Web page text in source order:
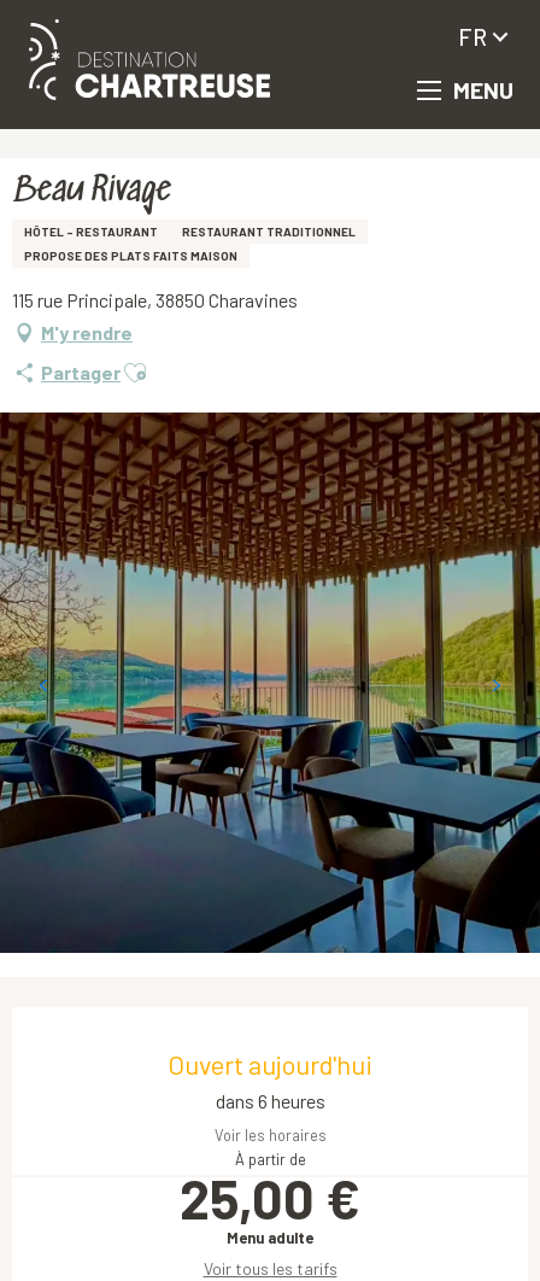
Aller
principal
MENU
FR
Beau Rivage
HÔTEL - RESTAURANT
RESTAURANT TRADITIONNEL
PROPOSE DES PLATS FAITS MAISON
115 rue Principale, 38850 Charavines
M'y rendre
PartagerAjouter aux favoris
Ouvert aujourd'hui
dans 6 heures
Voir les horaires
À partir de
25,00 €
Menu adulte
Voir tous les tarifs